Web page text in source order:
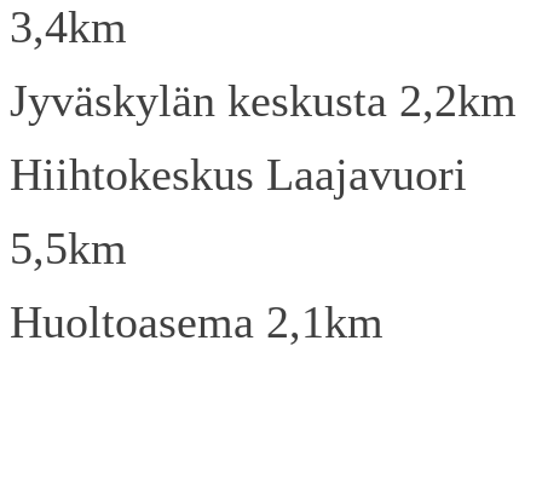
3,4km
Jyväskylän keskusta 2,2km
Hiihtokeskus Laajavuori
5,5km
Huoltoasema 2,1km